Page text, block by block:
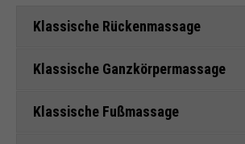
Klassische Rückenmassage
Klassische Ganzkörpermassage
Klassische Fußmassage